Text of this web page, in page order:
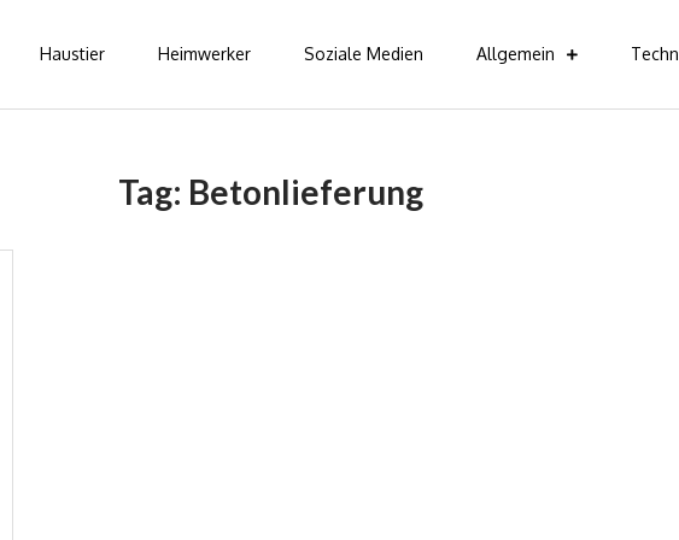
Haustier Heimwerker Soziale Medien Allgemein Techn
Tag: Betonlieferung